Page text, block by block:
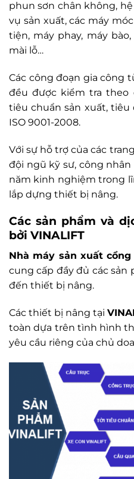
phun sơn chân không,
vụ sản xuất, các máy
tiện, máy phay, máy
mài lỗ…
Các công đoạn gia công
đều được kiểm tra
tiêu chuẩn sản xuất,
ISO 9001-2008.
Với sự hỗ trợ của các
đội ngũ kỹ sư, công
năm kinh nghiệm trong
lắp dựng thiết bị nâng.
Các sản phẩm và
bởi VINALIFT
Nhà máy sản xuất cổng
cung cấp đầy đủ các sản
đến thiết bị nâng.
Các thiết bị nâng tại
toàn dựa trên tình hình
yêu cầu riêng của chủ